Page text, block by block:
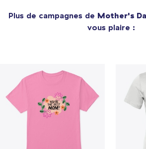
Plus de campagnes de Mother's
vous plaire :